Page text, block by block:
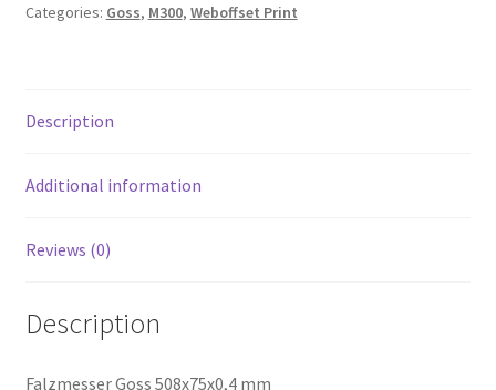
Categories: Goss, M300, Weboffset Print
Description
Additional information
Reviews (0)
Description
Falzmesser Goss 508x75x0,4 mm